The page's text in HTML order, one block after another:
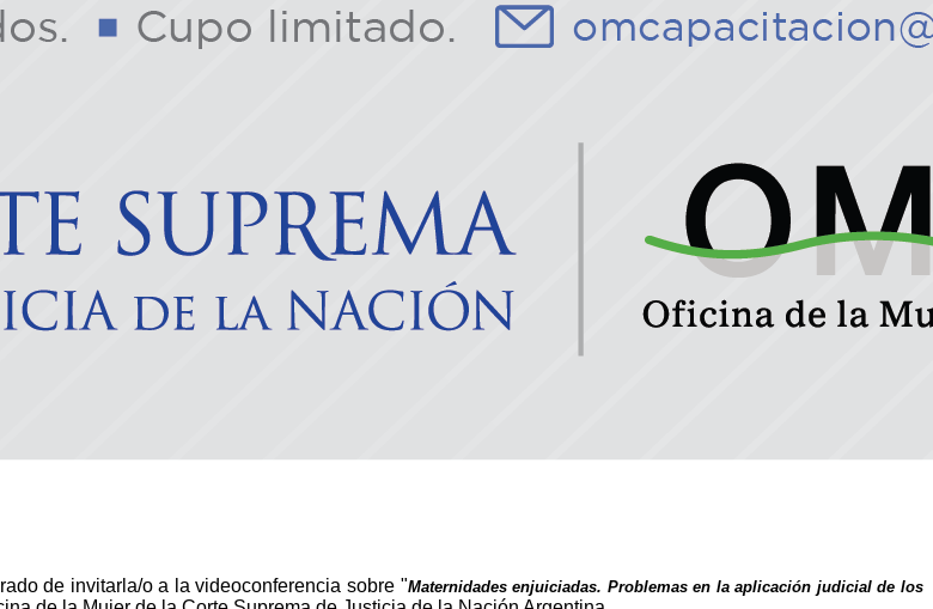
de invitarla/o a la videoconferencia sobre "Maternidades enjuiciadas. Problemas en la aplicación judicial de los